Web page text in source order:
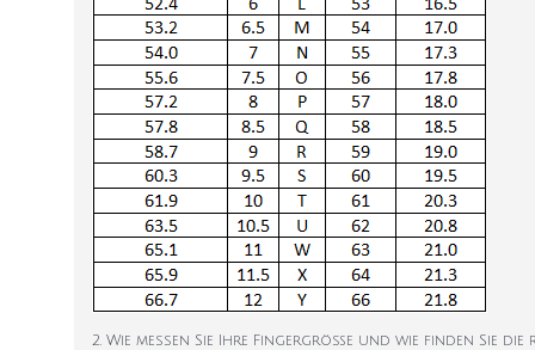
2. Wie messen Sie Ihre Fingergröße und wie finden Sie